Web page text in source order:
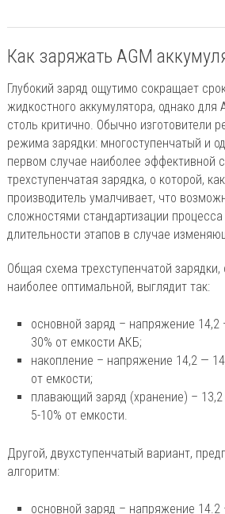
Как заряжать AGM
Глубокий заряд ощутимо сокращает
жидкостного аккумулятора, однако для
столь критично. Обычно изготовители
режима зарядки: многоступенчатый и
первом случае наиболее эффективной
трехступенчатая зарядка, о которой,
производитель умалчивает, что
сложностями стандартизации
длительности этапов в случае
Общая схема трехступенчатой
наиболее оптимальной, выглядит так:
основной заряд – напряжение 14,2
30% от емкости АКБ;
накопление – напряжение 14,2 —
от емкости;
плавающий заряд (хранение) –
5-10% от емкости.
Другой, двухступенчатый вариант,
алгоритм:
основной заряд – напряжение 14.2